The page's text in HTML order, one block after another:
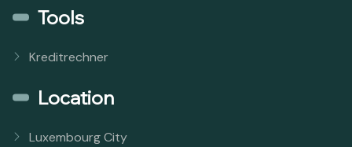
Tools
Kreditrechner
Location
Luxembourg City